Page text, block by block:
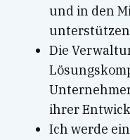
und in den
Die
ihrer
Ich werde